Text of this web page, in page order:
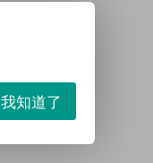
我知道了